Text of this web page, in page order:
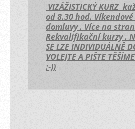
VIZÁŽISTICKÝ KURZ
od 8.30 hod.
domluvy . Více na
Rekvalifikační kurzy .
SE LZE INDIVIDUÁLNĚ
VOLEJTE A PIŠTE
:-))